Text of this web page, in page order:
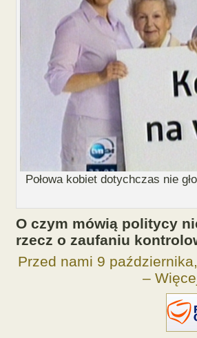
Połowa kobiet dotychczas nie
O czym mówią politycy
rzecz o zaufaniu
Przed nami 9
–